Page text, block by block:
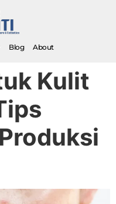
Blog About
Kulit